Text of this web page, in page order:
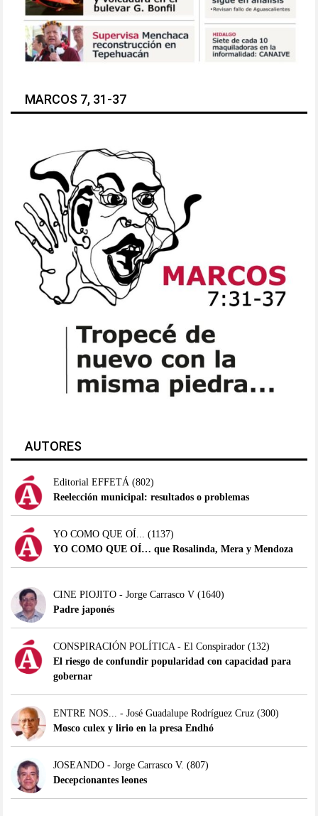
MARCOS 7, 31-37
AUTORES
Editorial EFFETÁ (802)
Reelección municipal: resultados o problemas
YO COMO QUE OÍ...
(1137)
YO COMO QUE OÍ… que Rosalinda, Mera y Mendoza
CINE PIOJITO - Jorge Carrasco V(1640)
Padre japonés
CONSPIRACIÓN POLÍTICA - El Conspirador(132)
El riesgo de confundir popularidad con capacidad para
gobernar
ENTRE NOS... - José Guadalupe Rodríguez Cruz(300)
Mosco culex y lirio en la presa Endhó
JOSEANDO - Jorge Carrasco V. (807)
Decepcionantes leones